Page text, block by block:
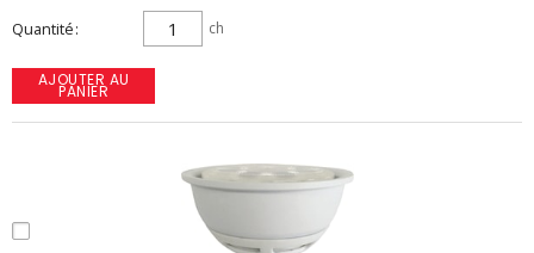
Quantité ch
AJOUTER AU
PANIER